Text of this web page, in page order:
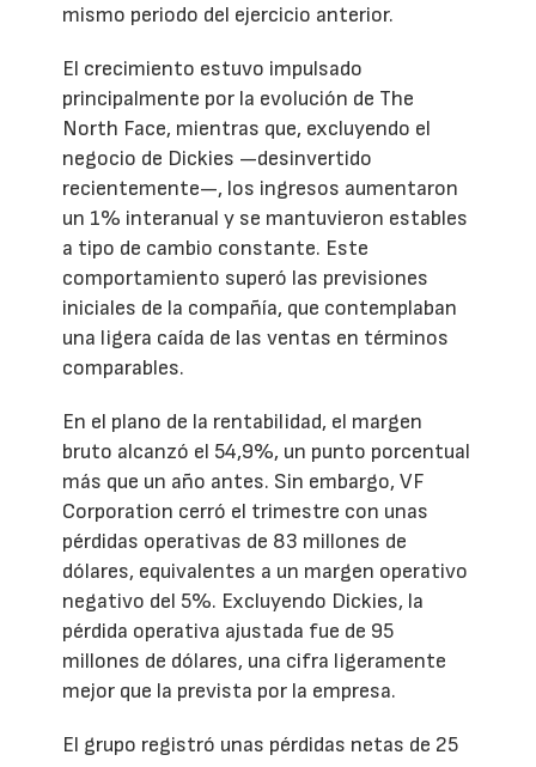
mismo periodo del ejercicio anterior.
El crecimiento estuvo impulsado
principalmente por la evolución de The
North Face, mientras que, excluyendo el
negocio de Dickies —desinvertido
recientemente—, los ingresos aumentaron
un 1% interanual y se mantuvieron estables
a tipo de cambio constante. Este
comportamiento superó las previsiones
iniciales de la compañía, que contemplaban
una ligera caída de las ventas en términos
comparables.
En el plano de la rentabilidad, el margen
bruto alcanzó el 54,9%, un punto porcentual
más que un año antes. Sin embargo, VF
Corporation cerró el trimestre con unas
pérdidas operativas de 83 millones de
dólares, equivalentes a un margen operativo
negativo del 5%. Excluyendo Dickies, la
pérdida operativa ajustada fue de 95
millones de dólares, una cifra ligeramente
mejor que la prevista por la empresa.
El grupo registró unas pérdidas netas de 25